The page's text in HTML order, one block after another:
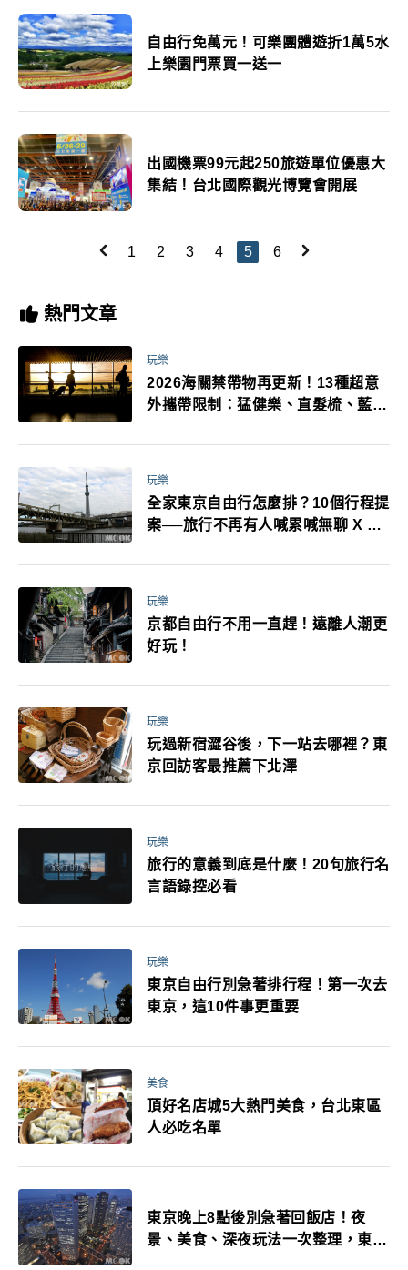
自由行免萬元！可樂團體遊折1萬5水
上樂園門票買一送一
出國機票99元起250旅遊單位優惠大
集結！台北國際觀光博覽會開展
1 2 3 4 5 6
熱門文章
玩樂
2026海關禁帶物再更新！13種超意
外攜帶限制：猛健樂、直髮梳、藍牙
萬！注意事項一次看！
玩樂
全家東京自由行怎麼排？10個行程提
案──旅行不再有人喊累喊無聊 X 爸
玩樂
京都自由行不用一直趕！遠離人潮更
好玩！
玩樂
玩過新宿澀谷後，下一站去哪裡？東
京回訪客最推薦下北澤
玩樂
旅行的意義到底是什麼！20句旅行名
言語錄控必看
玩樂
東京自由行別急著排行程！第一次去
東京，這10件事更重要
美食
頂好名店城5大熱門美食，台北東區
人必吃名單
東京晚上8點後別急著回飯店！夜
景、美食、深夜玩法一次整理，東京